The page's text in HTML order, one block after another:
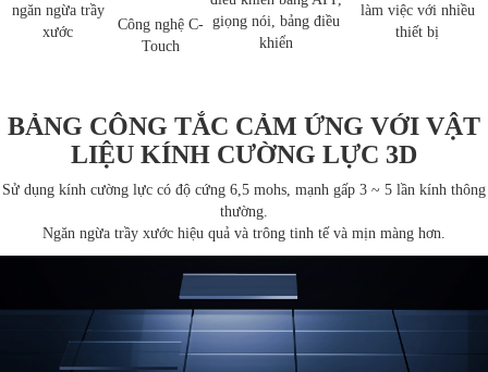
ngăn ngừa trầy
xước
Công nghệ C-
Touch
giọng nói, bảng điều
khiển
làm việc với nhiều
thiết bị
BẢNG CÔNG TẮC CẢM ỨNG VỚI VẬT
LIỆU KÍNH CƯỜNG LỰC 3D
Sử dụng kính cường lực có độ cứng 6,5 mohs, mạnh gấp 3 ~ 5 lần kính thông
thường.
Ngăn ngừa trầy xước hiệu quả và trông tinh tế và mịn màng hơn.